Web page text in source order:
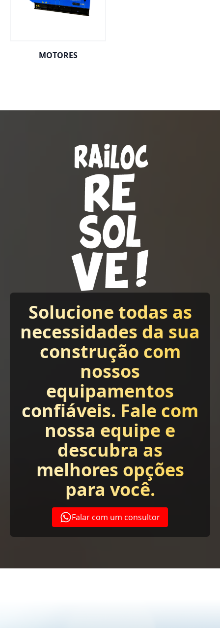
MOTORES
Solucione todas as
necessidades da sua
construção com
nossos
equipamentos
confiáveis. Fale com
nossa equipe e
descubra as
melhores opções
para você.
Falar com um consultor